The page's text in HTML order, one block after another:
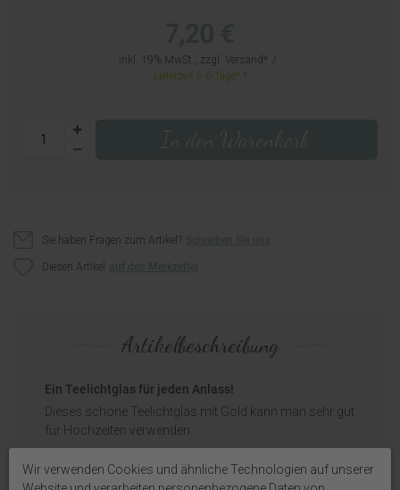
inkl. 19% MwSt., zzgl. Versand
Lieferzeit 5-6 Tage*
Sie haben Fragen zum Artikel?
Diesen Artikel
Artikelbeschreibung
Ein Teelichtglas für jeden Anlass!
Dieses schöne Teelichtglas mit Gold kann man sehr gut
für Hochzeiten verwenden.
Aber auch für die Adventszeit und Weihnachtszeit ist
dieses Kerzenglas in stilvollem Weiß und Gold ein
Wir verwenden Cookies und ähnliche Technologien auf unserer